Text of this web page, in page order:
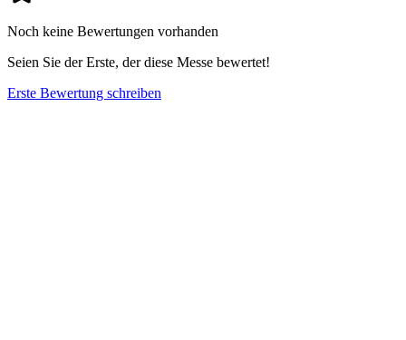
Noch keine Bewertungen vorhanden
Seien Sie der Erste, der diese Messe bewertet!
Erste Bewertung schreiben